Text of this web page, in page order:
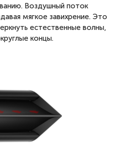
Воздушный поток
мягкое завихрение. Это
естественные волны,
концы.